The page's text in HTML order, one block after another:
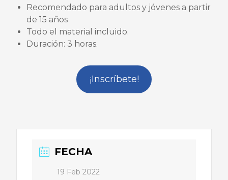
Recomendado para adultos y jóvenes a partir
de 15 años
Todo el material incluido.
Duración: 3 horas.
¡Inscríbete!
FECHA
19 Feb 2022